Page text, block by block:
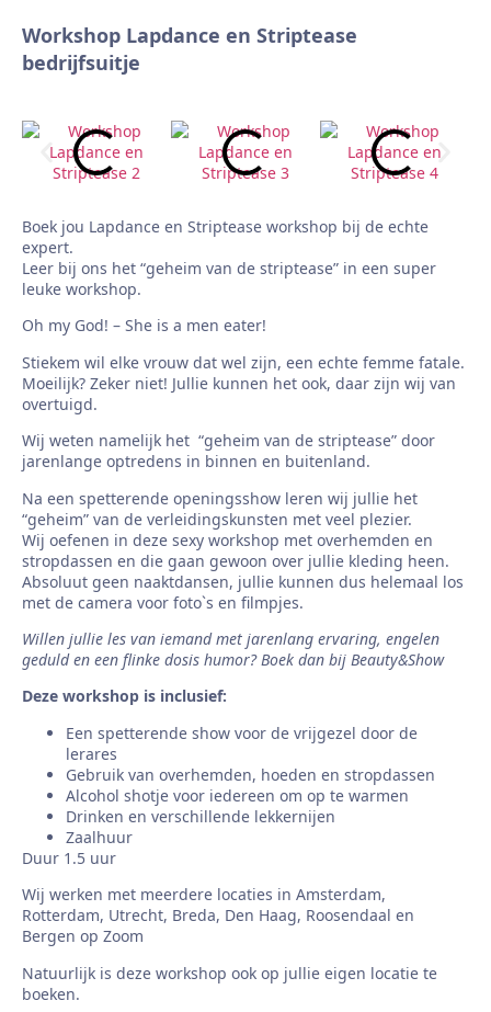
Workshop Lapdance en Striptease
bedrijfsuitje
Boek jou Lapdance en Striptease workshop bij de echte
expert.
Leer bij ons het “geheim van de striptease” in een super
leuke workshop.
Oh my God! – She is a men eater!
Stiekem wil elke vrouw dat wel zijn, een echte femme fatale.
Moeilijk? Zeker niet! Jullie kunnen het ook, daar zijn wij van
overtuigd.
Wij weten namelijk het “geheim van de striptease” door
jarenlange optredens in binnen en buitenland.
Na een spetterende openingsshow leren wij jullie het
“geheim” van de verleidingskunsten met veel plezier.
Wij oefenen in deze sexy workshop met overhemden en
stropdassen en die gaan gewoon over jullie kleding heen.
Absoluut geen naaktdansen, jullie kunnen dus helemaal los
met de camera voor foto`s en filmpjes.
Willen jullie les van iemand met jarenlang ervaring, engelen
geduld en een flinke dosis humor? Boek dan bij Beauty&Show
Deze workshop is inclusief:
Een spetterende show voor de vrijgezel door de
lerares
Gebruik van overhemden, hoeden en stropdassen
Alcohol shotje voor iedereen om op te warmen
Drinken en verschillende lekkernijen
Zaalhuur
Duur 1.5 uur
Wij werken met meerdere locaties in Amsterdam,
Rotterdam, Utrecht, Breda, Den Haag, Roosendaal en
Bergen op Zoom
Natuurlijk is deze workshop ook op jullie eigen locatie te
boeken.